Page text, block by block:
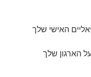
האישי שלך
הארגון שלך